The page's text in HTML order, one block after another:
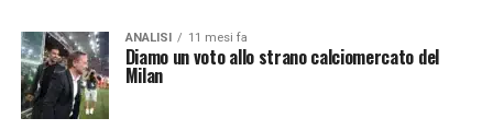
ANALISI 11 mesi fa
Diamo un voto allo strano calciomercato del
Milan